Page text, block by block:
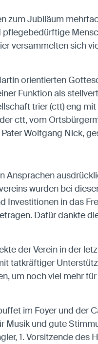
zum Jubiläum
versammelten sich
orientierten
Funktion als
trier (ctt) eng
ctt, vom
Wolfgang Nick,
wurden bei
Investitionen in das
Dafür dankte
der Verein in der
tatkräftiger
um noch viel mehr
im Foyer und der
Musik und gute
1. Vorsitzende des